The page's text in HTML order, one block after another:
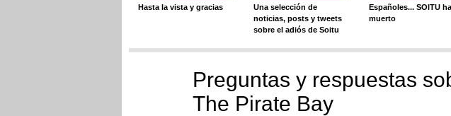
Hasta la vista y gracias
Una selección de
noticias, posts y tweets
sobre el adiós de Soitu
Españoles... SOITU ha
muerto
Preguntas y respuestas
The Pirate Bay